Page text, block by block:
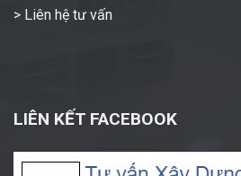
> Liên hệ tư vấn
LIÊN KẾT FACEBOOK